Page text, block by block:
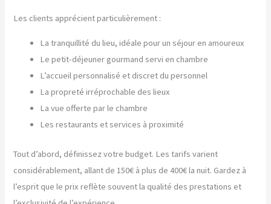
Les clients apprécient particulièrement :
La tranquillité du lieu, idéale pour un séjour en amoureux
Le petit-déjeuner gourmand servi en chambre
L’accueil personnalisé et discret du personnel
La propreté irréprochable des lieux
La vue offerte par le chambre
Les restaurants et services à proximité
Tout d’abord, définissez votre budget. Les tarifs varient
considérablement, allant de 150€ à plus de 400€ la nuit. Gardez à
l’esprit que le prix reflète souvent la qualité des prestations et